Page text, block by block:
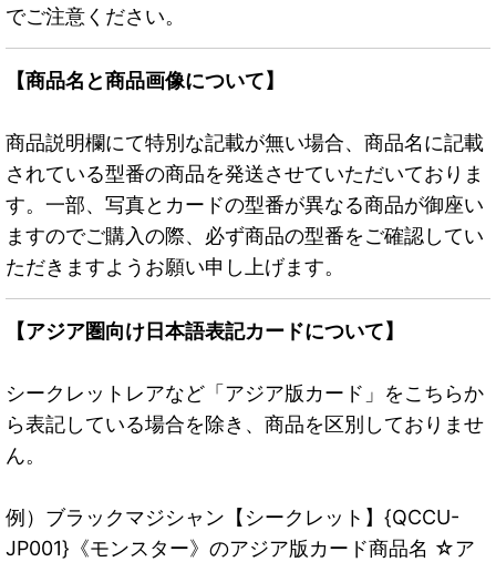
でご注意ください。
【商品名と商品画像について】
商品説明欄にて特別な記載が無い場合、商品名に記載
されている型番の商品を発送させていただいておりま
す。一部、写真とカードの型番が異なる商品が御座い
ますのでご購入の際、必ず商品の型番をご確認してい
ただきますようお願い申し上げます。
【アジア圏向け日本語表記カードについて】
シークレットレアなど「アジア版カード」をこちらか
ら表記している場合を除き、商品を区別しておりませ
ん。
例）ブラックマジシャン【シークレット】{QCCU-
JP001}《モンスター》のアジア版カード商品名 ☆ア